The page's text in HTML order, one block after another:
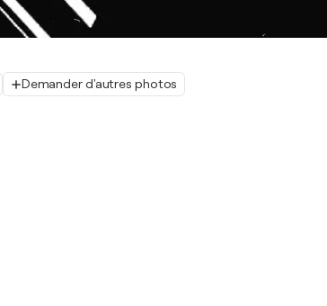
Demander d'autres photos